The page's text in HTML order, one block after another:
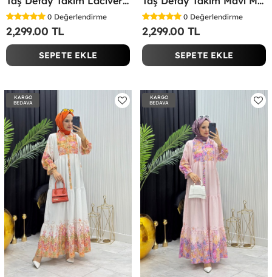
0 Değerlendirme
2,299.00 TL
SEPETE EKLE
0 Değerlendirme
2,299.00 TL
SEPETE EKLE
KARGO
BEDAVA
KARGO
BEDAVA